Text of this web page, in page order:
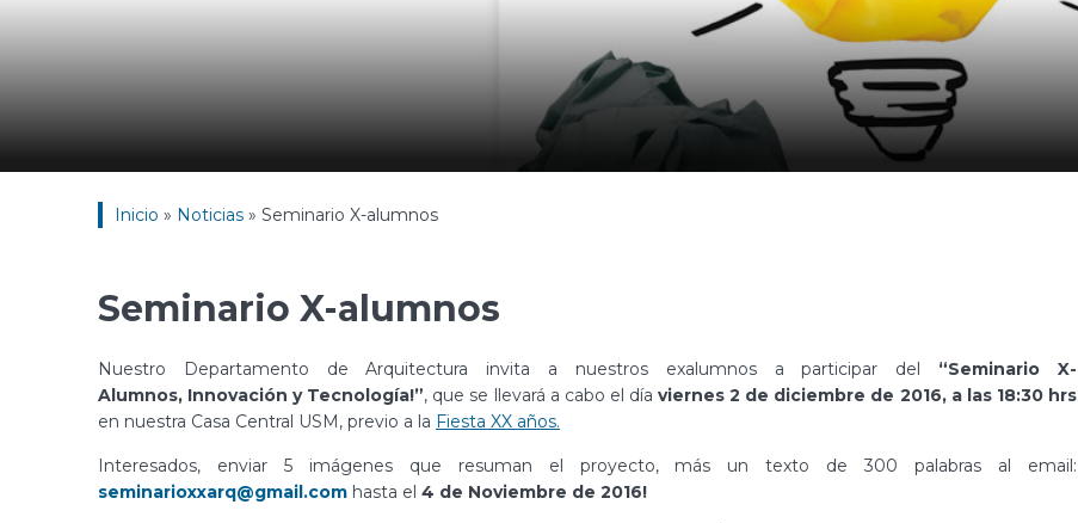
Inicio » Noticias » Seminario X-alumnos
Seminario X-alumnos
Nuestro Departamento de Arquitectura invita a nuestros exalumnos a participar del “Seminario X-
Alumnos, Innovación y Tecnología!”, que se llevará a cabo el díaviernes 2 de diciembre de 2016, a las 18:30 hrs
en nuestra Casa Central USM, previo a la Fiesta XX años.
Interesados, enviar 5 imágenes que resuman el proyecto, más un texto de 300 palabras al email:
seminarioxxarq@gmail.com hasta el 4 de Noviembre de 2016!